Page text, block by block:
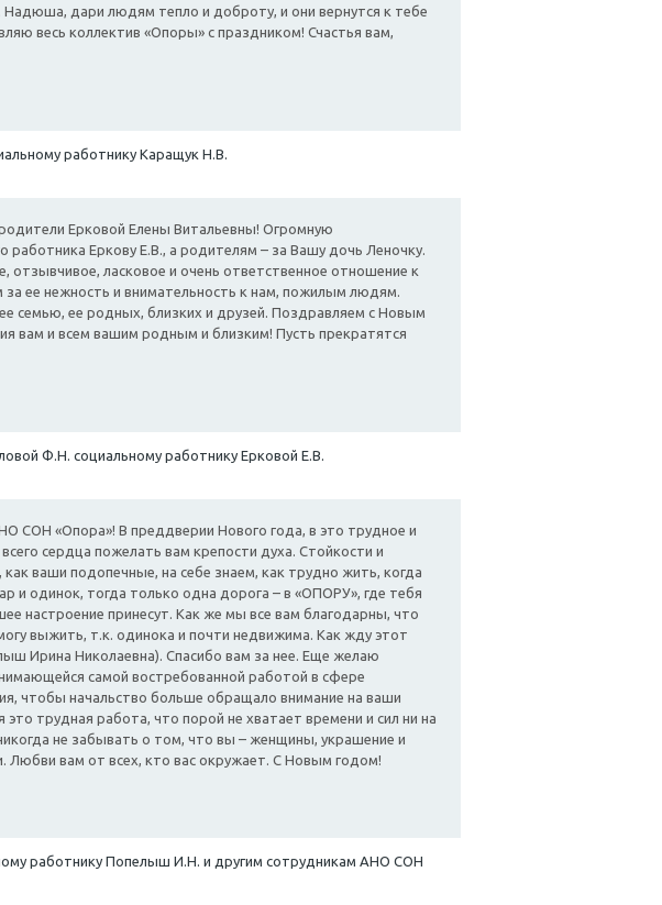
дари людям тепло и доброту, и они вернутся к тебе
весь коллектив «Опоры» с праздником! Счастья вам,
работнику Каращук Н.В.
Ерковой Елены Витальевны! Огромную
работника Еркову Е.В., а родителям – за Вашу дочь Леночку.
отзывчивое, ласковое и очень ответственное отношение к
за ее нежность и внимательность к нам, пожилым людям.
ее семью, ее родных, близких и друзей. Поздравляем с Новым
вам и всем вашим родным и близким! Пусть прекратятся
Ф.Н. социальному работнику Ерковой Е.В.
«Опора»! В преддверии Нового года, в это трудное и
сердца пожелать вам крепости духа. Стойкости и
ваши подопечные, на себе знаем, как трудно жить, когда
и одинок, тогда только одна дорога – в «ОПОРУ», где тебя
настроение принесут. Как же мы все вам благодарны, что
выжить, т.к. одинока и почти недвижима. Как жду этот
Ирина Николаевна). Спасибо вам за нее. Еще желаю
самой востребованной работой в сфере
чтобы начальство больше обращало внимание на ваши
трудная работа, что порой не хватает времени и сил ни на
не забывать о том, что вы – женщины, украшение и
Любви вам от всех, кто вас окружает. С Новым годом!
работнику Попелыш И.Н. и другим сотрудникам АНО СОН